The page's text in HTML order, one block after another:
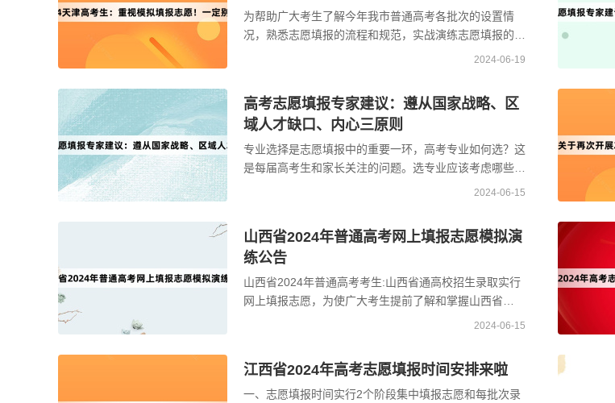
为帮助广大考生了解今年我市普通高考各批次的设置情
况，熟悉志愿填报的流程和规范，实战演练志愿填报的各
个环节，为即将到来的正式志愿填报做好准备，市高招办
2024-06-19
高考志愿填报专家建议：遵从国家战略、区
域人才缺口、内心三原则
专业选择是志愿填报中的重要一环，高考专业如何选？这
是每届高考生和家长关注的问题。选专业应该考虑哪些因
素？学生该如何选择适合自己的专业？选专业因人而异，
2024-06-15
山西省2024年普通高考网上填报志愿模拟演
练公告
山西省2024年普通高考考生:山西省通高校招生录取实行
网上填报志愿，为使广大考生提前了解和掌握山西省
2024年普通高校招生网上填报志愿系统，顺利完成网上
2024-06-15
江西省2024年高考志愿填报时间安排来啦
一、志愿填报时间实行2个阶段集中填报志愿和每批次录